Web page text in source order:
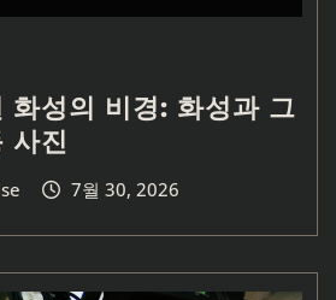
화성의 비경: 화성과 그
사진
7월 30, 2026